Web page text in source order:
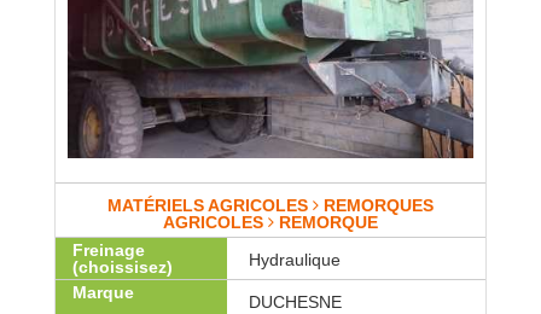
MATÉRIELS AGRICOLES
REMORQUES
AGRICOLES
REMORQUE
Freinage
(choissisez)
Hydraulique
Marque
DUCHESNE